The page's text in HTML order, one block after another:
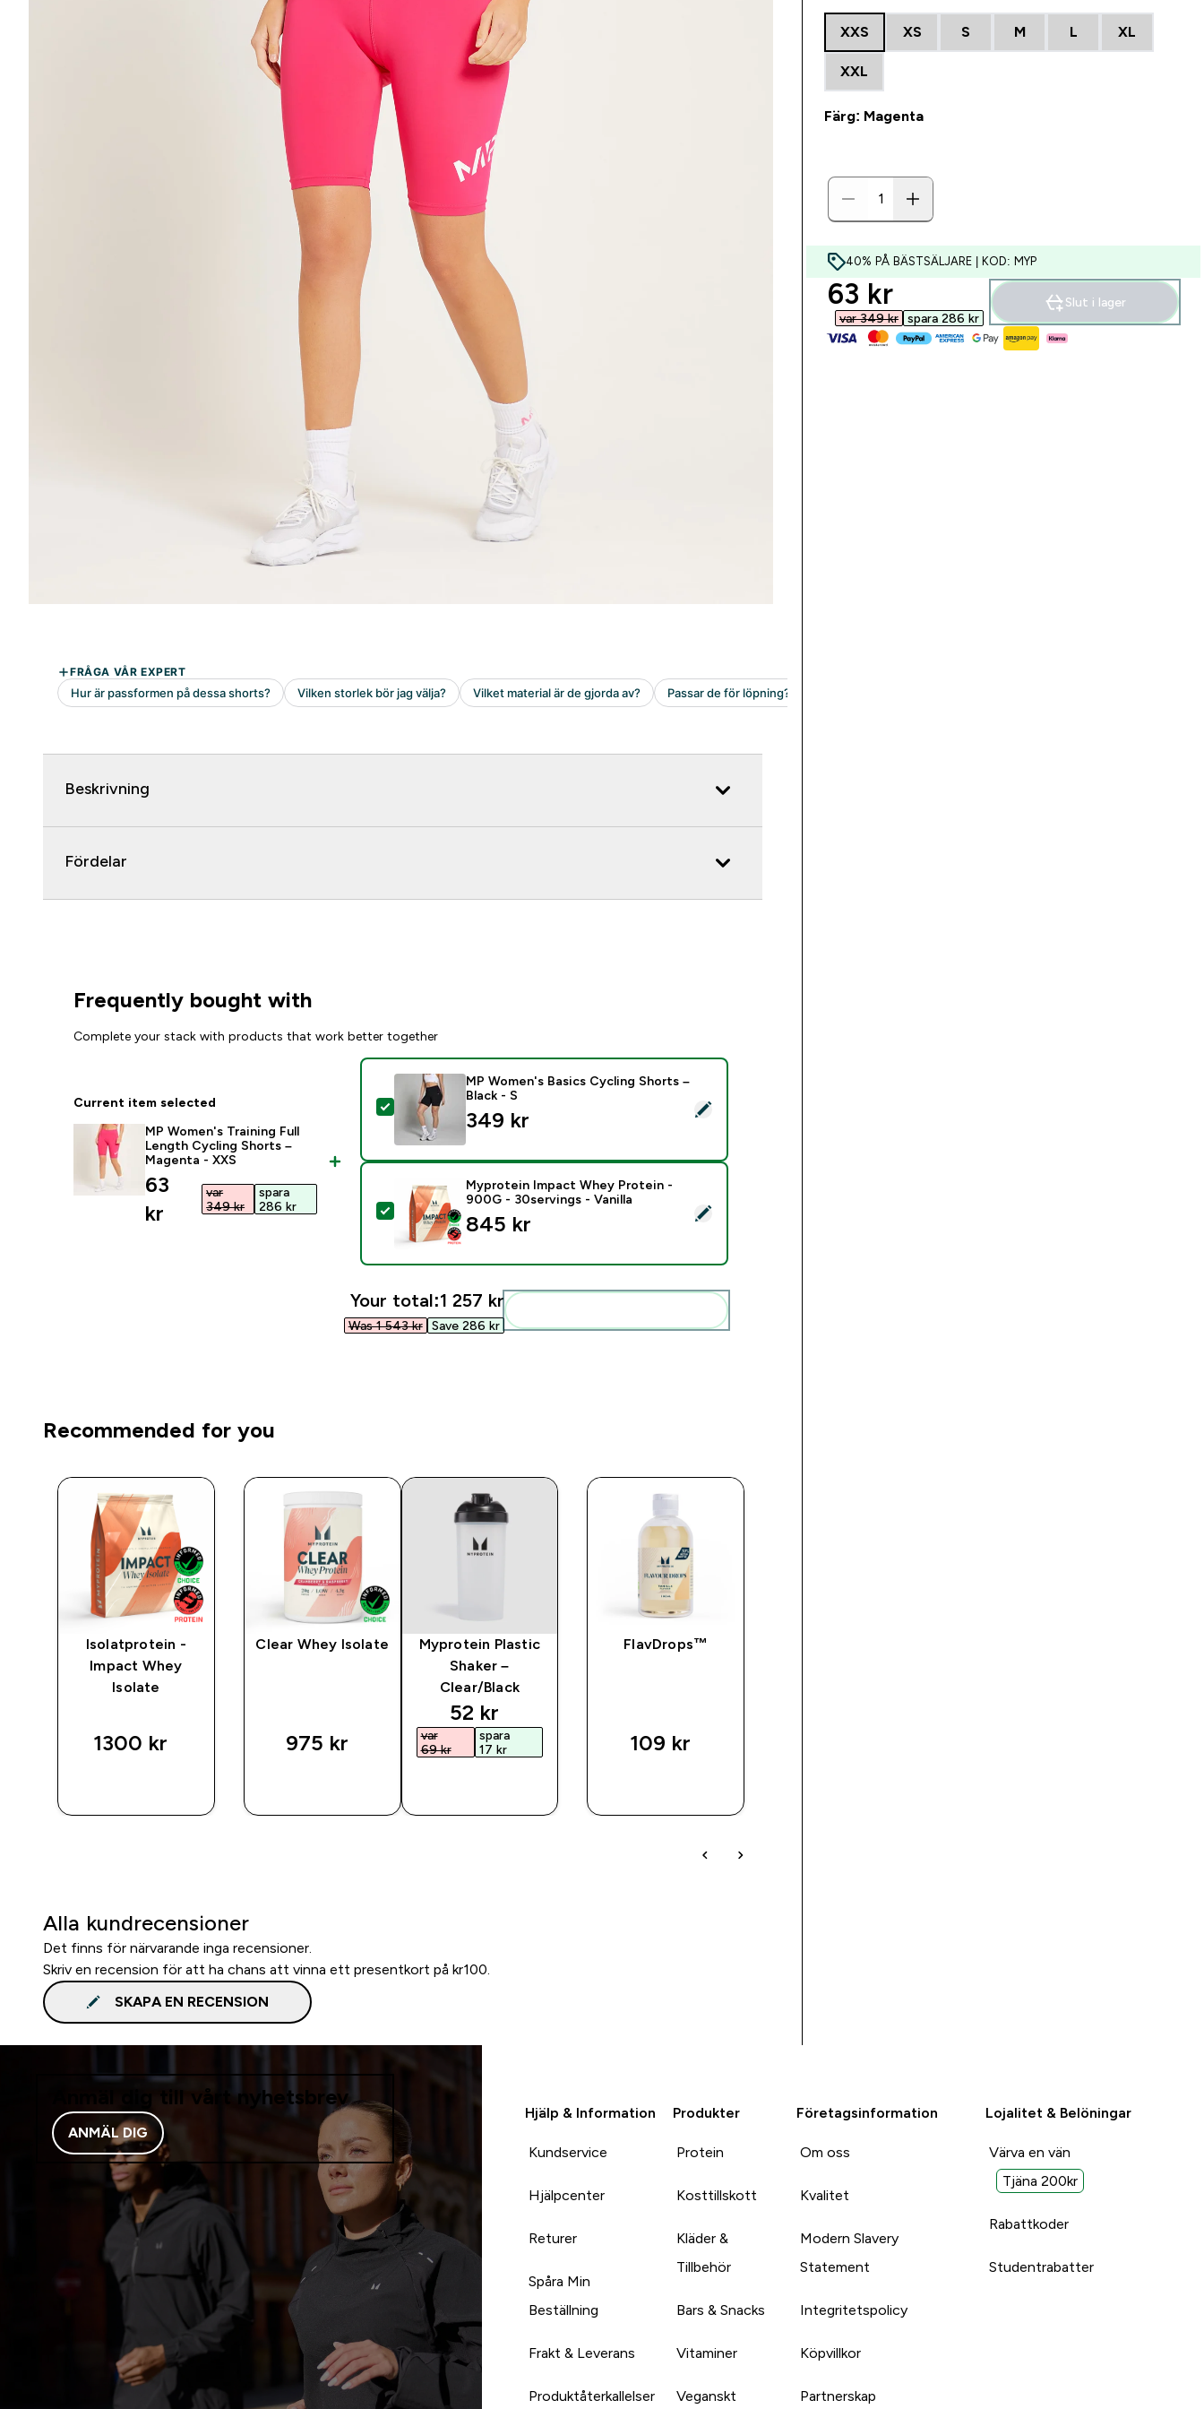
Beskrivning
Fördelar
Frequently bought with
Complete your stack with products that work better together
Current item selected
MP Women's Training Full
Length Cycling Shorts –
Magenta - XXS
discounted price
63
kr‎
var
349 kr‎
spara
286 kr‎
Select this product - MP Women's Basics Cycling Shorts – Black - S
MP Women's Basics Cycling Shorts –
Black - S
349 kr‎
Select this product - Myprotein Impact Whey Protein - 900G - 30servings - Vanilla
Myprotein Impact Whey Protein -
900G - 30servings - Vanilla
845 kr‎
Your total:1 257 kr‎
Was 1 543 kr‎ Save 286 kr‎
Recommended for you
Isolatprotein -
Impact Whey
Isolate
1300 kr‎
Clear Whey Isolate
975 kr‎
Myprotein Plastic
Shaker –
Clear/Black
discounted price
52 kr‎
var
69 kr‎
spara
17 kr‎
FlavDrops™
109 kr‎
Alla kundrecensioner
Det finns för närvarande inga recensioner.
Skriv en recension för att ha chans att vinna ett presentkort på kr100.
SKAPA EN RECENSION
XXS XS S M L XL
XXL
Färg: Magenta
40% PÅ BÄSTSÄLJARE | KOD: MYP
discounted price
63 kr‎
var 349 kr‎ spara 286 kr‎
Slut i lager
Anmäl dig till vårt nyhetsbrev
ANMÄL DIG
Hjälp & Information
Kundservice
Hjälpcenter
Returer
Spåra Min
Beställning
Frakt & Leverans
Produktåterkallelser
Produkter
Protein
Kosttillskott
Kläder &
Tillbehör
Bars & Snacks
Vitaminer
Veganskt
Företagsinformation
Om oss
Kvalitet
Modern Slavery
Statement
Integritetspolicy
Köpvillkor
Partnerskap
Lojalitet & Belöningar
Värva en vän
Tjäna 200kr
Rabattkoder
Studentrabatter